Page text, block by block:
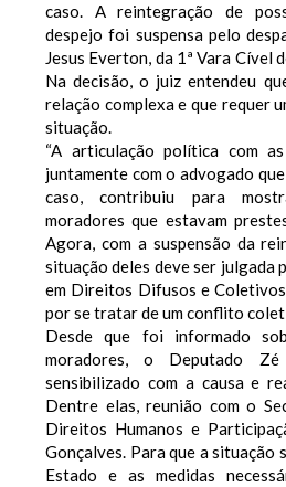
caso. A reintegração de
despejo foi suspensa pelo
Jesus Everton, da 1ª Vara Cível
Na decisão, o juiz entendeu
relação complexa e que requer
situação.
“A articulação política com
juntamente com o advogado
caso, contribuiu para
moradores que estavam
Agora, com a suspensão da
situação deles deve ser julgada
em Direitos Difusos e
por se tratar de um conflito
Desde que foi informado
moradores, o Deputado
sensibilizado com a causa e
Dentre elas, reunião com o
Direitos Humanos e
Gonçalves. Para que a situação
Estado e as medidas